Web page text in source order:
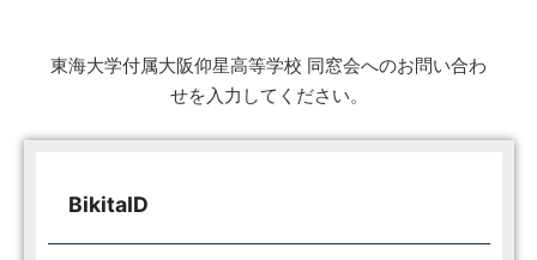
東海大学付属大阪仰星高等学校 同窓会へのお問い合わ
せを入力してください。
BikitaID